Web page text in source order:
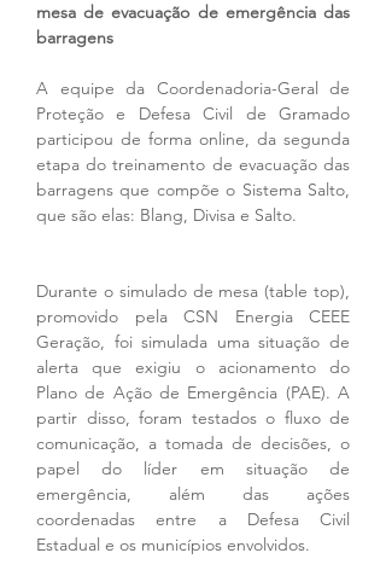
mesa de evacuação de emergência das
barragens
A equipe da Coordenadoria-Geral de
Proteção e Defesa Civil de Gramado
participou de forma online, da segunda
etapa do treinamento de evacuação das
barragens que compõe o Sistema Salto,
que são elas: Blang, Divisa e Salto.
Durante o simulado de mesa (table top),
promovido pela CSN Energia CEEE
Geração, foi simulada uma situação de
alerta que exigiu o acionamento do
Plano de Ação de Emergência (PAE). A
partir disso, foram testados o fluxo de
comunicação, a tomada de decisões, o
papel do líder em situação de
emergência, além das ações
coordenadas entre a Defesa Civil
Estadual e os municípios envolvidos.